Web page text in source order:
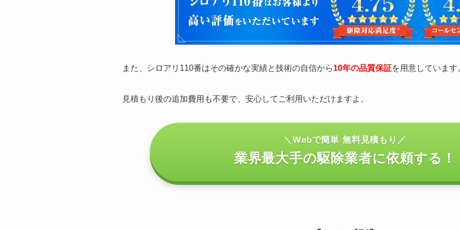
また、シロアリ110番はその確かな実績と技術の自信から10年の品質保証を用意しています
見積もり後の追加費用も不要で、安心してご利用いただけますよ。
＼Webで簡単 無料見積もり／
業界最大手の駆除業者に依頼する！